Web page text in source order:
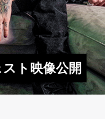
ト映像公開